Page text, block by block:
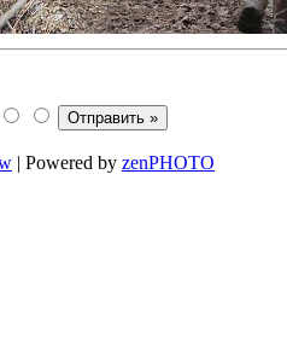
| Powered by zenPHOTO